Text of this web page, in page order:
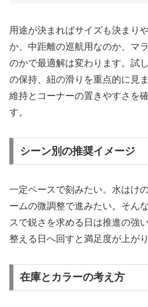
用途が決まればサイズも決まり
か、中距離の巡航用なのか、マ
のかで最適解は変わります。試
の保持、紐の滑りを重点的に見
維持とコーナーの置きやすさを
す。
シーン別の推奨イメージ
一定ペースで刻みたい。水はけ
ームの微調整で進みたい。そん
スで鋭さを求める日は推進の強
整える日へ回すと満足度が上がり
在庫とカラーの考え方